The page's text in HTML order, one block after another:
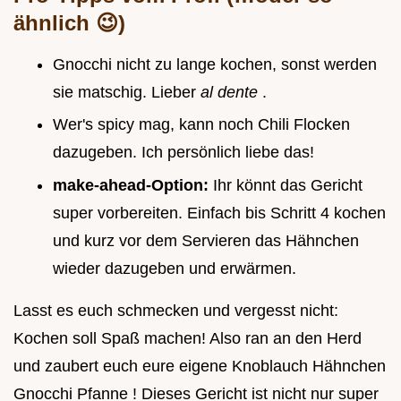
ähnlich 😉)
Gnocchi nicht zu lange kochen, sonst werden
sie matschig. Lieber al dente .
Wer's spicy mag, kann noch Chili Flocken
dazugeben. Ich persönlich liebe das!
make-ahead-Option: Ihr könnt das Gericht
super vorbereiten. Einfach bis Schritt 4 kochen
und kurz vor dem Servieren das Hähnchen
wieder dazugeben und erwärmen.
Lasst es euch schmecken und vergesst nicht:
Kochen soll Spaß machen! Also ran an den Herd
und zaubert euch eure eigene Knoblauch Hähnchen
Gnocchi Pfanne ! Dieses Gericht ist nicht nur super